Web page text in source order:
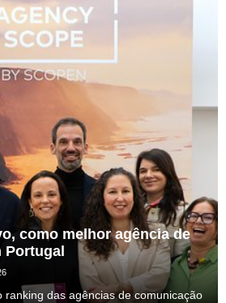
como melhor agência de
ranking das agências de comunicação